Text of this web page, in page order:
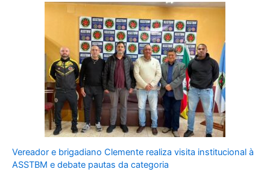
Vereador e brigadiano Clemente realiza visita institucional à
ASSTBM e debate pautas da categoria